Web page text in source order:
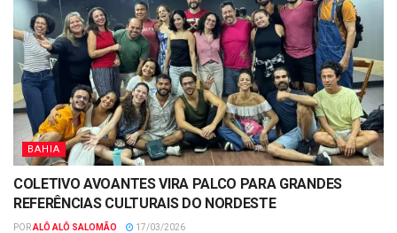
BAHIA
COLETIVO AVOANTES VIRA PALCO PARA GRANDES
REFERÊNCIAS CULTURAIS DO NORDESTE
PORALÔ ALÔ SALOMÃO 17/03/2026